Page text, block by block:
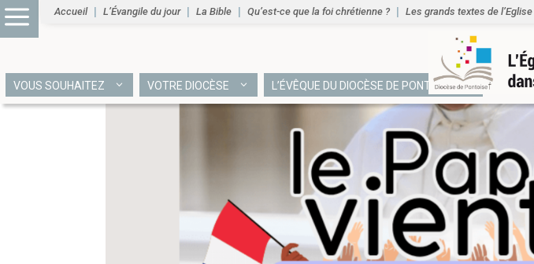
Accueil L’Évangile du jour La Bible Qu’est-ce que la foi chrétienne ? Les grands textes de l’Eglise
VOUS SOUHAITEZ VOTRE DIOCÈSE L’ÉVÊQUE DU DIOCÈSE DE PONTOISE